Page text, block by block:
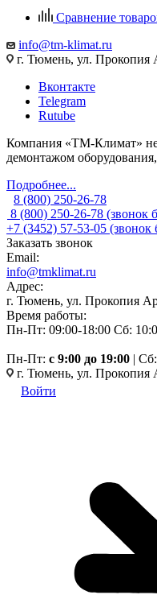
Сравнение
info@tm-klimat.ru
г. Тюмень, ул. Прокопия
Вконтакте
Telegram
Rutube
Компания «ТМ-Климат»
демонтажом
Подробнее...
8 (800) 250-26-78
8 (800) 250-26-78 (звонок
+7 (3452) 57-53-05 (звонок
Заказать звонок
Email:
info@tmklimat.ru
Адрес:
г. Тюмень, ул. Прокопия
Время работы:
Пн-Пт: 09:00-18:00 Сб:
Пн-Пт: c 9:00 до 19:00 | Сб:
г. Тюмень, ул. Прокопия
Войти